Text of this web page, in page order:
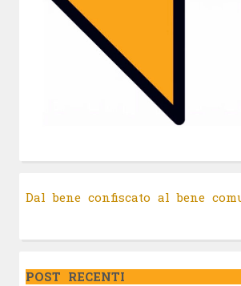
Dal bene confiscato al bene
POST RECENTI